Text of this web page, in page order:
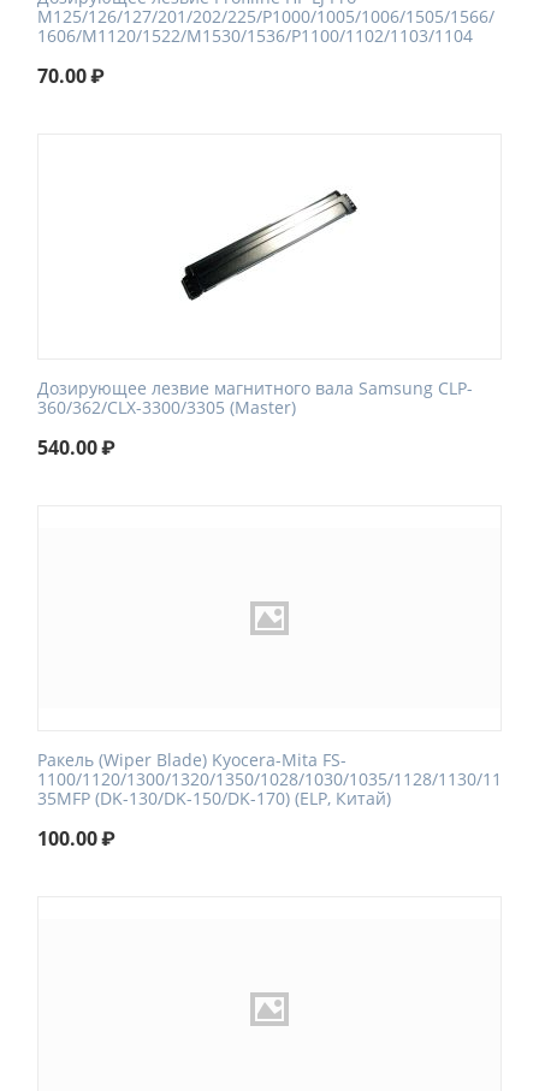
M125/126/127/201/202/225/P1000/1005/1006/1505/1566/
1606/M1120/1522/M1530/1536/P1100/1102/1103/1104
70.00₽
Дозирующее лезвие магнитного вала Samsung CLP-
360/362/CLX-3300/3305 (Master)
540.00₽
Ракель (Wiper Blade) Kyocera-Mita FS-
1100/1120/1300/1320/1350/1028/1030/1035/1128/1130/11
35MFP (DK-130/DK-150/DK-170) (ELP, Китай)
100.00₽